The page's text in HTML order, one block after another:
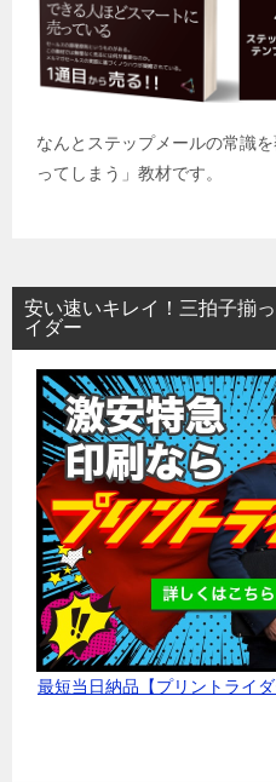
なんとステップメールの常識
ってしまう」教材です。
安い速いキレイ！三拍子揃
イダー
最短当日納品【プリントライダ